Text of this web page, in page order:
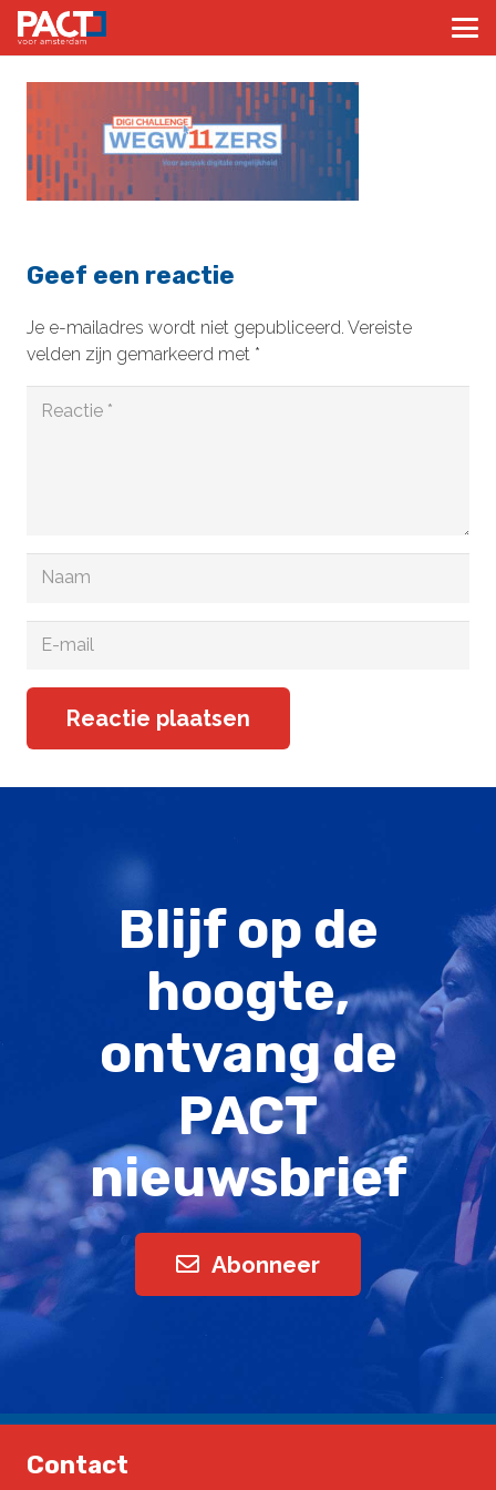
Geef een reactie
Je e-mailadres wordt niet gepubliceerd. Vereiste
velden zijn gemarkeerd met *
Reactie plaatsen
Blijf op de
hoogte,
ontvang de
PACT
nieuwsbrief
Abonneer
Contact